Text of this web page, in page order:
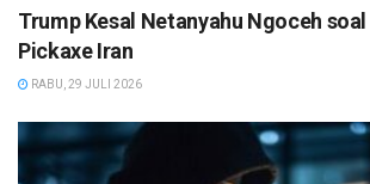
Trump Kesal Netanyahu Ngoceh
Pickaxe Iran
RABU, 29 JULI 2026